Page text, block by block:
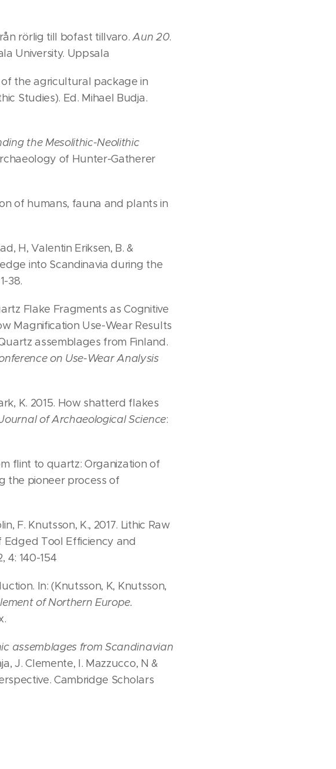
rörlig till bofast tillvaro.Aun 20.
University. Uppsala
the agricultural package in
Studies). Ed. Mihael Budja.
the Mesolithic-Neolithic
of Hunter-Gatherer
of humans, fauna and plants in
H, Valentin Eriksen, B. &
into Scandinavia during the
38.
Flake Fragments as Cognitive
Magnification Use-Wear Results
assemblages from Finland.
on Use-Wear Analysis
K. 2015. How shatterd flakes
of Archaeological Science:
flint to quartz: Organization of
the pioneer process of
F. Knutsson, K., 2017. Lithic Raw
Edged Tool Efficiency and
4: 140-154
In: (Knutsson, K, Knutsson,
of Northern Europe.
assemblages from Scandinavian
J. Clemente, I. Mazzucco, N &
Cambridge Scholars